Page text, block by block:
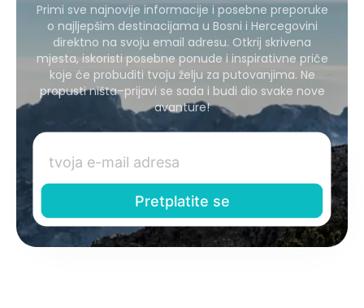
Primi sve najnovije informacije i posebne preporuke
o najljepšim destinacijama u Bosni i Hercegovini
direktno na svoju email adresu. Otkrij skrivena
mjesta, iskoristi posebne ponude i inspirativne priče
koje će probuditi tvoju želju za putovanjima. Ne
propusti ništa–prijavi se sada i budi dio svake nove
avanture!